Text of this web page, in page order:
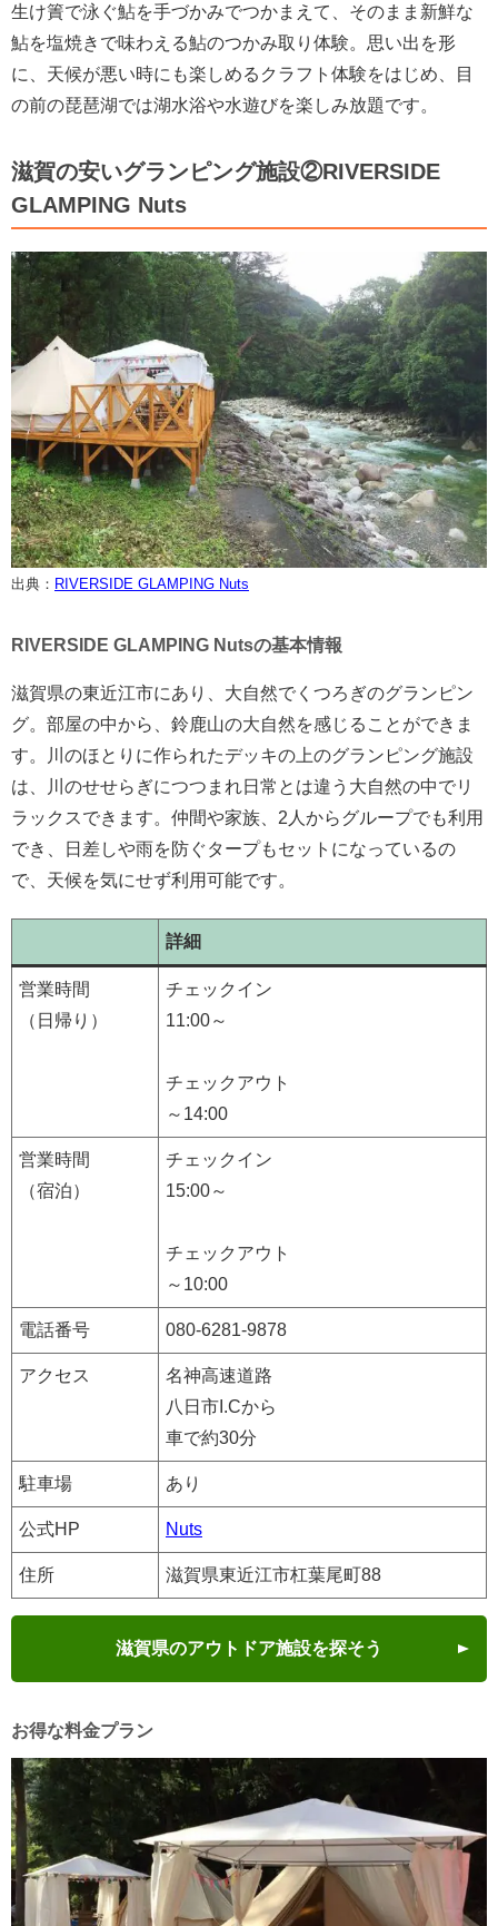
生け簀で泳ぐ鮎を手づかみでつかまえて、そのまま新鮮な
鮎を塩焼きで味わえる鮎のつかみ取り体験。思い出を形
に、天候が悪い時にも楽しめるクラフト体験をはじめ、目
の前の琵琶湖では湖水浴や水遊びを楽しみ放題です。
滋賀の安いグランピング施設②RIVERSIDE
GLAMPING Nuts
出典： RIVERSIDE GLAMPING Nuts
RIVERSIDE GLAMPING Nutsの基本情報
滋賀県の東近江市にあり、大自然でくつろぎのグランピン
グ。部屋の中から、鈴鹿山の大自然を感じることができま
す。川のほとりに作られたデッキの上のグランピング施設
は、川のせせらぎにつつまれ日常とは違う大自然の中でリ
ラックスできます。仲間や家族、2人からグループでも利用
でき、日差しや雨を防ぐタープもセットになっているの
で、天候を気にせず利用可能です。
詳細
営業時間
（日帰り）
チェックイン
11:00～
チェックアウト
～14:00
営業時間
（宿泊）
チェックイン
15:00～
チェックアウト
～10:00
電話番号 080-6281-9878
アクセス
名神高速道路
八日市I.Cから
車で約30分
駐車場 あり
公式HP Nuts
住所 滋賀県東近江市杠葉尾町88
滋賀県のアウトドア施設を探そう
お得な料金プラン